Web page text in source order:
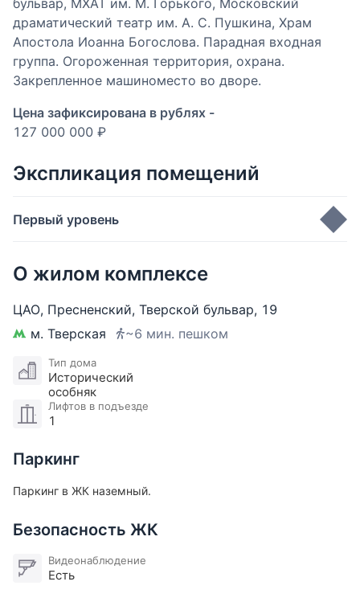
бульвар, МХАТ им. М. Горького, Московский
драматический театр им. А. С. Пушкина, Храм
Апостола Иоанна Богослова. Парадная входная
группа. Огороженная территория, охрана.
Закрепленное машиноместо во дворе.
Цена зафиксирована в рублях -
127 000 000 ₽
Экспликация помещений
Первый уровень
Балкон
Спальня
Балкон
Спальня
Спальня
Коридор
Санузел
С душем и ванной
Без душа и ванны
Коридор
О жилом комплексе
ЦАО, Пресненский, Тверской бульвар, 19
м. Тверская
~6 мин. пешком
Тип дома
Исторический
особняк
Лифтов в подъезде
1
Паркинг
Паркинг в ЖК наземный.
Безопасность ЖК
Видеонаблюдение
Есть